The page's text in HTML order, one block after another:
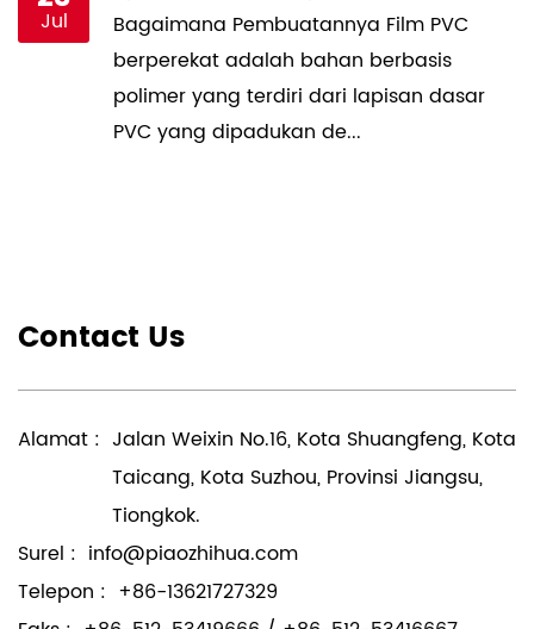
Jul
Bagaimana Pembuatannya Film PVC
berperekat adalah bahan berbasis
polimer yang terdiri dari lapisan dasar
PVC yang dipadukan de...
Contact Us
Alamat : Jalan Weixin No.16, Kota Shuangfeng, Kota
Taicang, Kota Suzhou, Provinsi Jiangsu,
Tiongkok.
Surel : info@piaozhihua.com
Telepon : +86-13621727329